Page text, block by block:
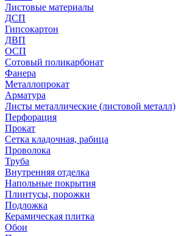
Листовые материалы
ДСП
Гипсокартон
ДВП
ОСП
Сотовый поликарбонат
Фанера
Металлопрокат
Арматура
Листы металлические (листовой металл)
Перфорация
Прокат
Сетка кладочная, рабица
Проволока
Труба
Внутренняя отделка
Напольные покрытия
Плинтусы, порожки
Подложка
Керамическая плитка
Обои